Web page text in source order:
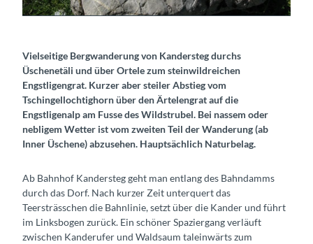
Vielseitige Bergwanderung von Kandersteg durchs
Üschenetäli und über Ortele zum steinwildreichen
Engstligengrat. Kurzer aber steiler Abstieg vom
Tschingellochtighorn über den Ärtelengrat auf die
Engstligenalp am Fusse des Wildstrubel. Bei nassem oder
nebligem Wetter ist vom zweiten Teil der Wanderung (ab
Inner Üschene) abzusehen. Hauptsächlich Naturbelag.
Ab Bahnhof Kandersteg geht man entlang des Bahndamms
durch das Dorf. Nach kurzer Zeit unterquert das
Teersträsschen die Bahnlinie, setzt über die Kander und führt
im Linksbogen zurück. Ein schöner Spaziergang verläuft
zwischen Kanderufer und Waldsaum taleinwärts zum